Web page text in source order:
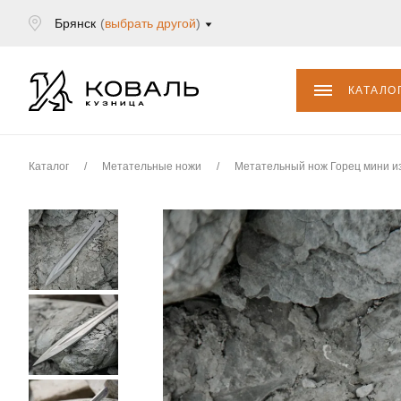
Брянск (выбрать другой)
Каталог / Метательные ножи / Метательный нож Горец мини